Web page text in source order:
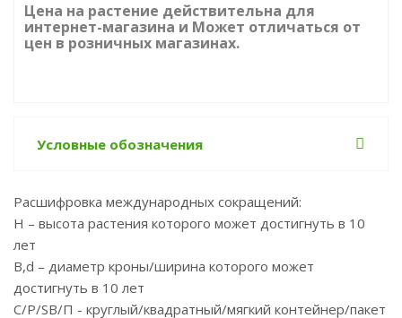
Цена на растение действительна для
интернет-магазина и Может отличаться от
цен в розничных магазинах.
Условные обозначения
Расшифровка международных сокращений:
Н – высота растения которого может достигнуть в 10
лет
B,d – диаметр кроны/ширина которого может
достигнуть в 10 лет
С/P/SB/П - круглый/квадратный/мягкий контейнер/пакет